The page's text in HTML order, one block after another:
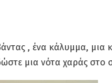
, ένα κάλυμμα, μια
μια νότα χαράς στο